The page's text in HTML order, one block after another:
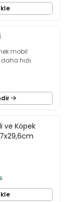
mobil
hızlı.
ve Köpek